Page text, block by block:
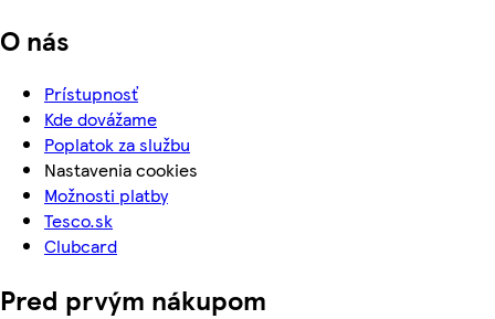
O nás
Prístupnosť
Kde dovážame
Poplatok za službu
Nastavenia cookies
Možnosti platby
Tesco.sk
Clubcard
Pred prvým nákupom